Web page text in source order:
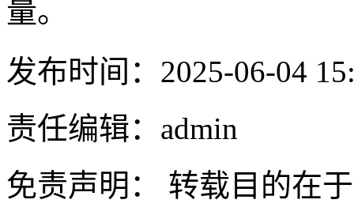
量。
发布时间：2025-06-04
责任编辑：admin
免责声明： 转载目的在